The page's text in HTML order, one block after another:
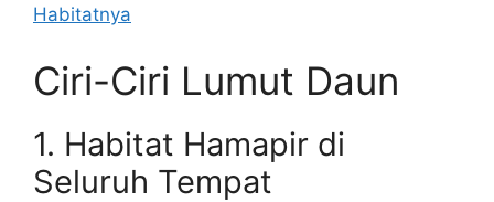
Habitatnya
Ciri-Ciri Lumut Daun
1. Habitat Hamapir di
Seluruh Tempat